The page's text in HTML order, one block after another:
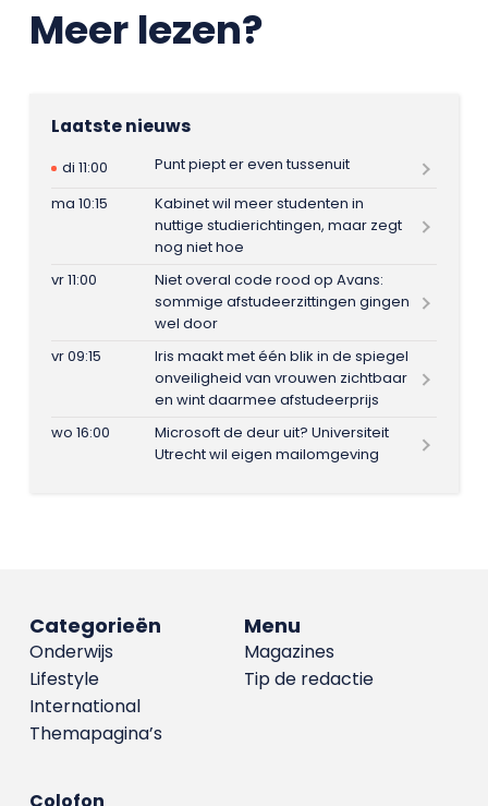
Meer lezen?
Laatste nieuws
di 11:00
Punt piept er even tussenuit
ma 10:15
Kabinet wil meer studenten in
nuttige studierichtingen, maar zegt
nog niet hoe
vr 11:00
Niet overal code rood op Avans:
sommige afstudeerzittingen gingen
wel door
vr 09:15
Iris maakt met één blik in de spiegel
onveiligheid van vrouwen zichtbaar
en wint daarmee afstudeerprijs
wo 16:00
Microsoft de deur uit? Universiteit
Utrecht wil eigen mailomgeving
Menu
Magazines
Tip de redactie
Categorieën
Onderwijs
Lifestyle
International
Themapagina’s